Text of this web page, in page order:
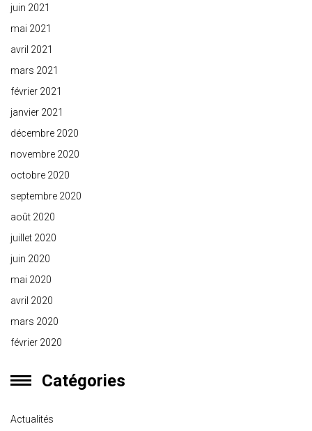
juin 2021
mai 2021
avril 2021
mars 2021
février 2021
janvier 2021
décembre 2020
novembre 2020
octobre 2020
septembre 2020
août 2020
juillet 2020
juin 2020
mai 2020
avril 2020
mars 2020
février 2020
Catégories
Actualités